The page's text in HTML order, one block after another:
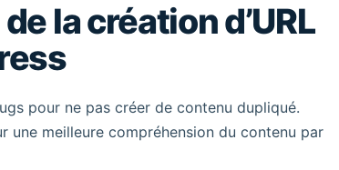
la création d’URL
pour ne pas créer de contenu dupliqué.
meilleure compréhension du contenu par